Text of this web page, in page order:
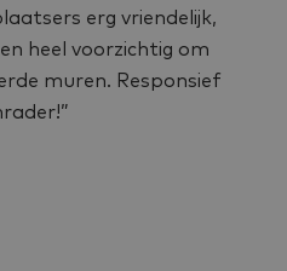
erg vriendelijk,
heel voorzichtig om
muren. Responsief